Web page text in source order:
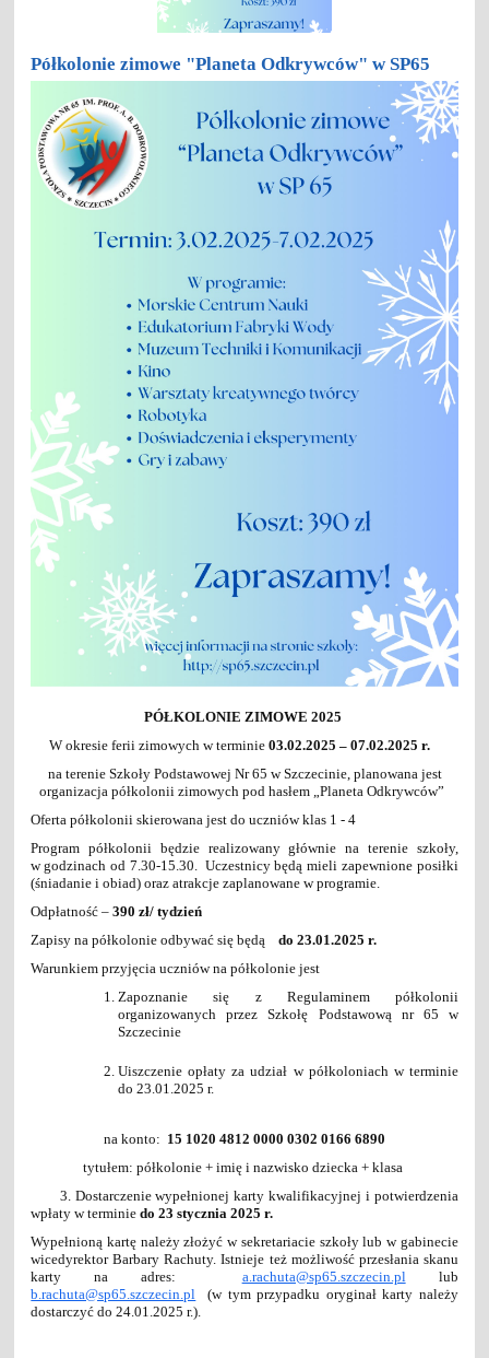
Półkolonie zimowe "Planeta Odkrywców" w SP65
PÓŁKOLONIE ZIMOWE 2025
W okresie ferii zimowych w terminie 03.02.2025 – 07.02.2025 r.
na terenie Szkoły Podstawowej Nr 65 w Szczecinie, planowana jest
organizacja półkolonii zimowych pod hasłem „Planeta Odkrywców”
Oferta półkolonii skierowana jest do uczniów klas 1 - 4
Program półkolonii będzie realizowany głównie na terenie szkoły,
w godzinach od 7.30-15.30. Uczestnicy będą mieli zapewnione posiłki
(śniadanie i obiad) oraz atrakcje zaplanowane w programie.
Odpłatność –390 zł/ tydzień
Zapisy na półkolonie odbywać się będą do23.01.2025 r.
Warunkiem przyjęcia uczniów na półkolonie jest
Zapoznanie się z Regulaminem półkolonii
organizowanych przez Szkołę Podstawową nr 65 w
Szczecinie
Uiszczenie opłaty za udział w półkoloniach w terminie
do 23.01.2025 r.
na konto: 15 1020 4812 0000 0302 0166 6890
tytułem: półkolonie + imię i nazwisko dziecka + klasa
3. Dostarczenie wypełnionej karty kwalifikacyjnej i potwierdzenia
wpłaty w terminiedo23 stycznia2025 r.
Wypełnioną kartę należy złożyć w sekretariacie szkoły lub w gabinecie
wicedyrektorBarbaryRachuty. Istnieje też możliwość przesłania skanu
karty na adres: a.rachuta@sp65.szczecin.pl lub
b.rachuta@sp65.szczecin.pl (w tym przypadku oryginał karty należy
dostarczyćdo24.01.2025 r.).